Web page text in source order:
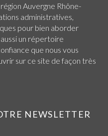
Auvergne Rhône-
administratives,
pour bien aborder
un répertoire
que nous vous
sur ce site de façon très
NEWSLETTER